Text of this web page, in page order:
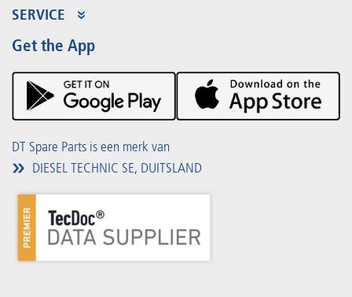
Productaanbod
Partner Portal
Product Promotions
SERVICE
Voordelen
Premium Shop
Evenementen
Downloads
Get the App
DT Spare Parts is een merk van
DIESEL TECHNIC SE, DUITSLAND